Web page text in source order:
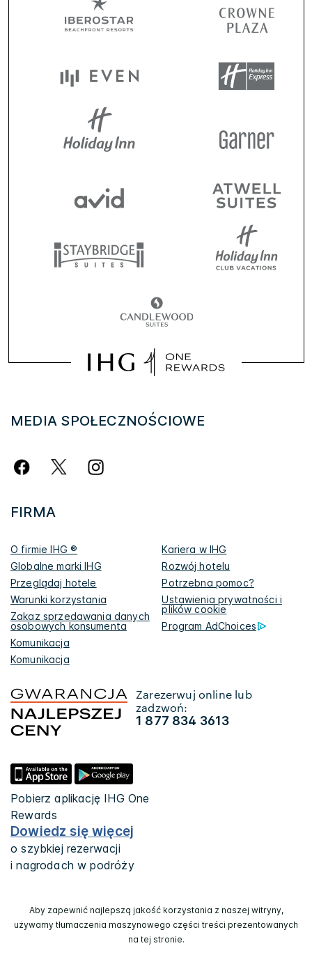
MEDIA SPOŁECZNOŚCIOWE
FIRMA
O firmie IHG ®
Kariera w IHG
Globalne marki IHG
Rozwój hotelu
Przeglądaj hotele
Potrzebna pomoc?
Warunki korzystania
Ustawienia prywatności i
plików cookie
Zakaz sprzedawania danych
osobowych konsumenta
Program AdChoices
Komunikacja
Komunikacja
Zarezerwuj online lub
zadzwoń:
1 877 834 3613
Pobierz aplikację IHG One
Rewards
Dowiedz się więcej
o szybkiej rezerwacji
i nagrodach w podróży
Aby zapewnić najlepszą jakość korzystania z naszej witryny,
używamy tłumaczenia maszynowego części treści prezentowanych
na tej stronie.